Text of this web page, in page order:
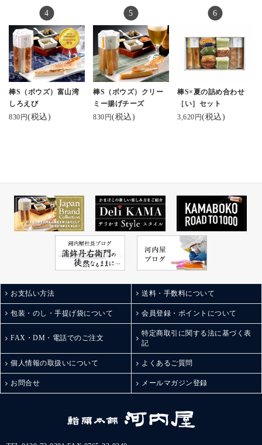
一つ一つ個包装になっ
てるのも嬉しい！
もちろん見た目だけじ
ゃなく、お味も◎
特注でオーダーされた
すり身と厳選した素材
を合わせて仕上げられ
たスティックかまぼこ
は絶品！
優しいかまぼこの風味
なんならお弁当のおか
ずにも◎
小さなお子さんからお
父さんまで
老若男女問わずおすす
ジャパン・フード・セ
リを受賞したのも納
得。
他にも粗挽き黒こしょ
ろえびに揚げチーズな
棒Sシリーズは全部で5
種類あるそう！
どれもこれも美味しそ
への贈り物や手土産に
ら、ちょっとしたお土
産にも使いやすい☝️🙂
・
今回は食べなかったけ
ど、#クリーミー揚げチ
ーズ 味もある（5種セッ
トは4,340円）。
ひとつ5本入りなんだけ
ど、👶がバクバク食べ
て、子供達にも大人気
お土産だ👍✨
詳しくは公式を→
オンラインショップに
もこちらから飛べる
よ。
#鮨蒲本舗河内屋とやマ
#棒s
#棒sシリーズ
#ボウズ
#お歳暮ギフト
#japanfoodselectionグラ
ンプリ受賞
いるのでお墨付きです(*
秋の実りと味覚を堪能
させていただきます〜
ありがとうございます
🥰
#蒲鉾本舗河内屋 #棒s #
棒s元祖スティックチー
棒S（ボウズ）富山湾
しろえび
830円(税込)
棒S（ボウズ）クリー
ミー揚げチーズ
830円(税込)
棒S×夏の詰め合わせ
［い］セット
3,620円(税込)
お支払い方法 送料・手数料について
包装・のし・手提げ袋について 会員登録・ポイントについて
FAX・DM・電話でのご注文
特定商取引に関する法に基づく表
記
個人情報の取扱いについて よくあるご質問
お問合せ メールマガジン登録